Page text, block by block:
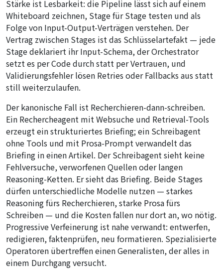
Stärke ist Lesbarkeit: die Pipeline lässt sich auf einem
Whiteboard zeichnen, Stage für Stage testen und als
Folge von Input-Output-Verträgen verstehen. Der
Vertrag zwischen Stages ist das Schlüsselartefakt — jede
Stage deklariert ihr Input-Schema, der Orchestrator
setzt es per Code durch statt per Vertrauen, und
Validierungsfehler lösen Retries oder Fallbacks aus statt
still weiterzulaufen.
Der kanonische Fall ist Recherchieren-dann-schreiben.
Ein Rechercheagent mit Websuche und Retrieval-Tools
erzeugt ein strukturiertes Briefing; ein Schreibagent
ohne Tools und mit Prosa-Prompt verwandelt das
Briefing in einen Artikel. Der Schreibagent sieht keine
Fehlversuche, verworfenen Quellen oder langen
Reasoning-Ketten. Er sieht das Briefing. Beide Stages
dürfen unterschiedliche Modelle nutzen — starkes
Reasoning fürs Recherchieren, starke Prosa fürs
Schreiben — und die Kosten fallen nur dort an, wo nötig.
Progressive Verfeinerung ist nahe verwandt: entwerfen,
redigieren, faktenprüfen, neu formatieren. Spezialisierte
Operatoren übertreffen einen Generalisten, der alles in
einem Durchgang versucht.